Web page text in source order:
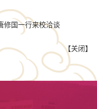
修国一行来校洽谈
【关闭】